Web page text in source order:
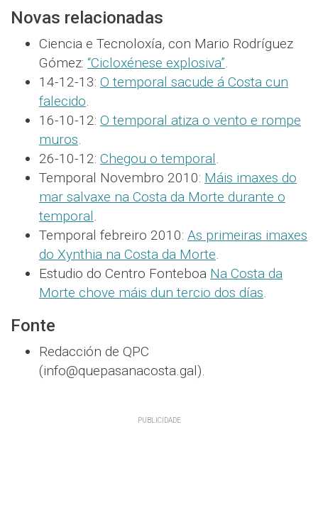
Novas relacionadas
Ciencia e Tecnoloxía, con Mario Rodríguez
Gómez: “Cicloxénese explosiva”.
14-12-13: O temporal sacude á Costa cun
falecido.
16-10-12: O temporal atiza o vento e rompe
muros.
26-10-12: Chegou o temporal.
Temporal Novembro 2010: Máis imaxes do
mar salvaxe na Costa da Morte durante o
temporal.
Temporal febreiro 2010: As primeiras imaxes
do Xynthia na Costa da Morte.
Estudio do Centro Fonteboa Na Costa da
Morte chove máis dun tercio dos días.
Fonte
Redacción de QPC
(info@quepasanacosta.gal).